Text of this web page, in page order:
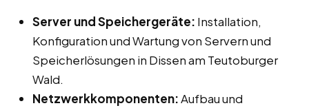
Server und Speichergeräte: Installation,
Konfiguration und Wartung von Servern und
Speicherlösungen in Dissen am Teutoburger
Wald.
Netzwerkkomponenten:Aufbau und